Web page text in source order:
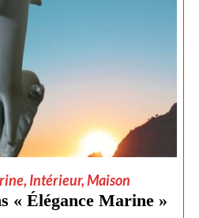
AU PANIER
, Intérieur,Maison
« Élégance Marine »